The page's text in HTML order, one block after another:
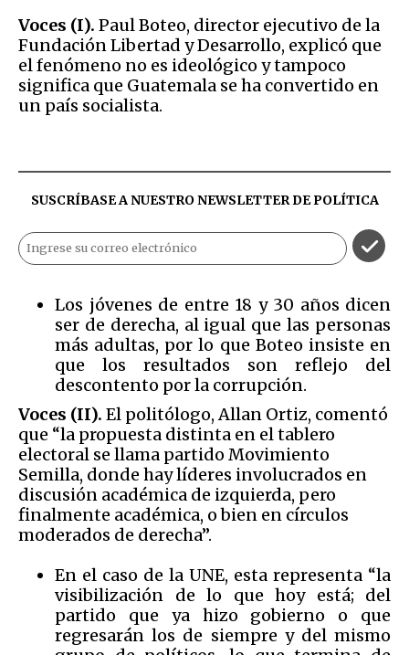
Voces (I). Paul Boteo, director ejecutivo de la
Fundación Libertad y Desarrollo, explicó que
el fenómeno no es ideológico y tampoco
significa que Guatemala se ha convertido en
un país socialista.
SUSCRÍBASE A NUESTRO NEWSLETTER DEPOLÍTICA
Los jóvenes de entre 18 y 30 años dicen
ser de derecha, al igual que las personas
más adultas, por lo que Boteo insiste en
que los resultados son reflejo del
descontento por la corrupción.
Voces (II). El politólogo, Allan Ortiz, comentó
que “la propuesta distinta en el tablero
electoral se llama partido Movimiento
Semilla, donde hay líderes involucrados en
discusión académica de izquierda, pero
finalmente académica, o bien en círculos
moderados de derecha”.
En el caso de la UNE, esta representa “la
visibilización de lo que hoy está; del
partido que ya hizo gobierno o que
regresarán los de siempre y del mismo